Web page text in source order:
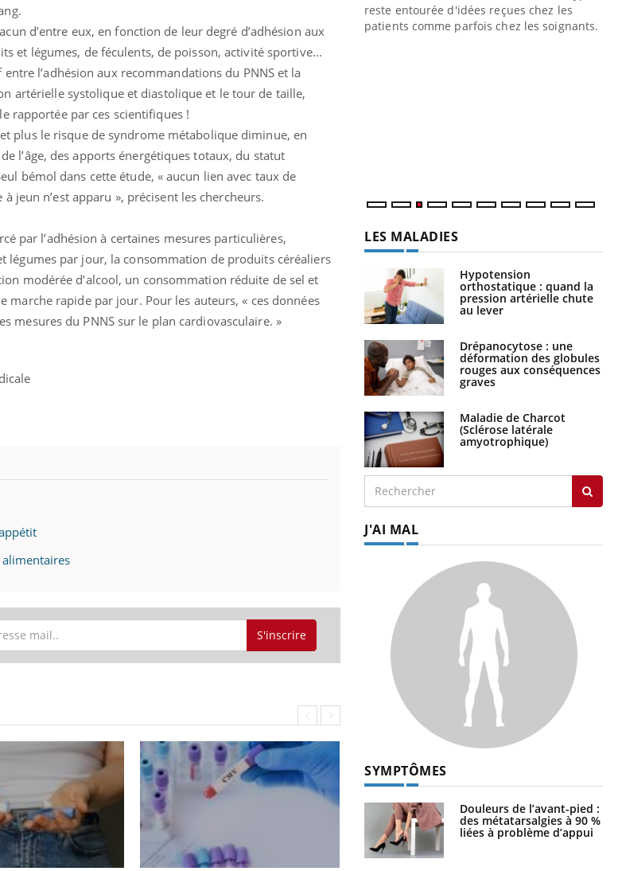
d’entre eux, en fonction de leur degré d’adhésion aux
et légumes, de féculents, de poisson, activité sportive...
l’adhésion aux recommandations du PNNS et la
artérielle systolique et diastolique et le tour de taille,
rapportée par ces scientifiques !
plus le risque de syndrome métabolique diminue, en
l’âge, des apports énergétiques totaux, du statut
bémol dans cette étude, « aucun lien avec taux de
jeun n’est apparu », précisent les chercheurs.
par l’adhésion à certaines mesures particulières,
par jour, la consommation de produits céréaliers
modérée d’alcool, un consommation réduite de sel et
rapide par jour. Pour les auteurs, « ces données
mesures du PNNS sur le plan cardiovasculaire. »
S'inscrire
de la
ce qui la rend
reste entourée d'idées reçues chez les
patients comme parfois chez les soignants.
LES MALADIES
Hypotension
orthostatique : quand la
pression artérielle chute
au lever
Drépanocytose : une
déformation des globules
rouges aux conséquences
graves
Maladie de Charcot
(Sclérose latérale
amyotrophique)
J'AI MAL
SYMPTÔMES
Douleurs de l’avant-pied :
des métatarsalgies à 90 %
liées à problème d’appui